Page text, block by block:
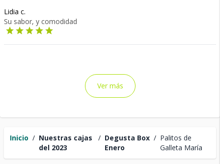
Inicio / Nuestras cajas
del 2023
/ Degusta Box
Enero
/ Palitos de
Galleta María
Lidia c.
Su sabor, y comodidad
Ver más